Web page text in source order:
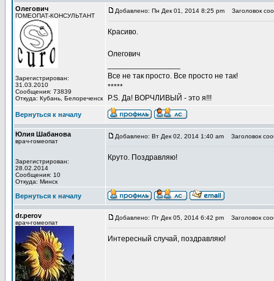
Олегович
ГОМЕОПАТ-КОНСУЛЬТАНТ
Зарегистрирован:
31.03.2010
Сообщения: 73839
Откуда: Кубань, Белореченск
Добавлено: Пн Дек 01, 2014 8:25 pm Заголовок
Красиво.
Олегович
Все не так просто. Все просто не так!
*****
P.S. Да! ВОРЧЛИВЫЙ - это я!!!
Вернуться к началу
Юлия Шабанова
врач-гомеопат
Зарегистрирован:
28.02.2014
Сообщения: 10
Откуда: Минск
Добавлено: Вт Дек 02, 2014 1:40 am Заголовок
Круто. Поздравляю!
Вернуться к началу
dr.perov
врач-гомеопат
Добавлено: Пт Дек 05, 2014 6:42 pm Заголовок
Интересный случай, поздравляю!